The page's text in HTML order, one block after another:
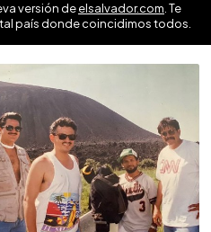
versión deelsalvador.com . Te
país donde coincidimos todos.